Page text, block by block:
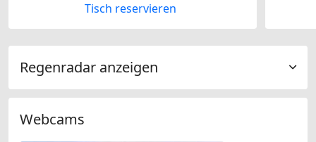
Tisch reservieren
Regenradar anzeigen
Webcams